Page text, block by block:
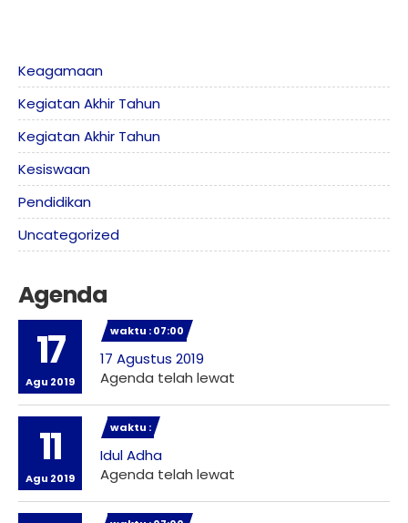
Keagamaan
Kegiatan Akhir Tahun
Kegiatan Akhir Tahun
Kesiswaan
Pendidikan
Uncategorized
Agenda
17
Agu 2019
waktu : 07:00
17 Agustus 2019
Agenda telah lewat
11
Agu 2019
waktu :
Idul Adha
Agenda telah lewat